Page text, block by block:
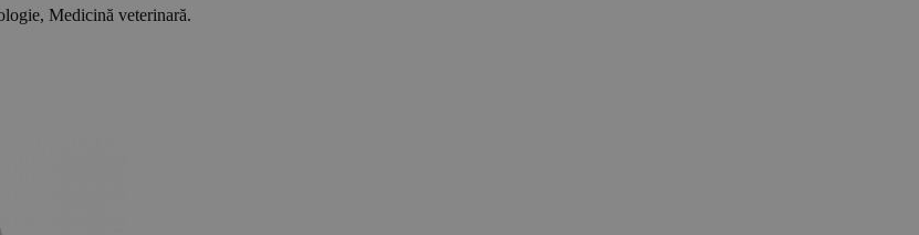
Medicină veterinară.